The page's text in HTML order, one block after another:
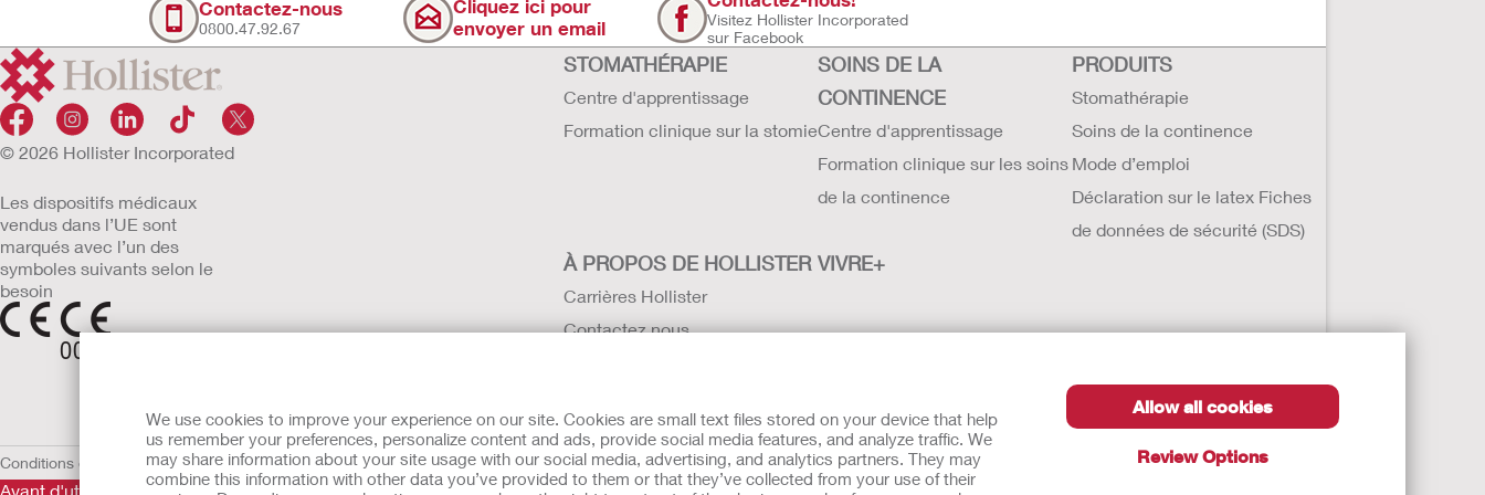
We use cookies to improve your experience on our site. Cookies are small text files stored on your device that help
us remember your preferences, personalize content and ads, provide social media features, and analyze traffic. We
may share information about your site usage with our social media, advertising, and analytics partners. They may
combine this information with other data you’ve provided to them or that they’ve collected from your use of their
Allow all cookies
Review Options
Contactez-nous
0800.47.92.67
Cliquez ici pour
envoyer un email
Visitez Hollister Incorporated
sur Facebook
© 2026 Hollister Incorporated
Les dispositifs médicaux
vendus dans l’UE sont
marqués avec l’un des
symboles suivants selon le
besoin
STOMATHÉRAPIE
Centre d'apprentissage
Formation clinique sur la stomie
SOINS DE LA
CONTINENCE
Centre d'apprentissage
Formation clinique sur les soins
de la continence
PRODUITS
Stomathérapie
Soins de la continence
Mode d’emploi
Déclaration sur le latex Fiches
de données de sécurité (SDS)
À PROPOS DE HOLLISTER
Carrières Hollister
Contactez nous
Actualités et événements
VIVRE+
Conditions d'utilisationPolitique de confidentialité Utilisation des cookies UE Avis au DénonciateurConditions générales de vente
Avant d'utiliser les produits mentionnés, veuillez lire l'intégralité des consignes d'utilisation fournies sur la notice de chaque produit pour connaître l'indication, la